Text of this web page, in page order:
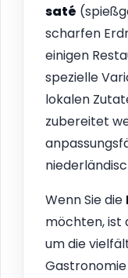
saté
scharfen
einigen
spezielle
lokalen
zubereitet
Wenn Sie die
möchten, ist
um die